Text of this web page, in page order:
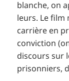
blanche, on
leurs. Le film
carrière en
conviction
discours sur
prisonniers,